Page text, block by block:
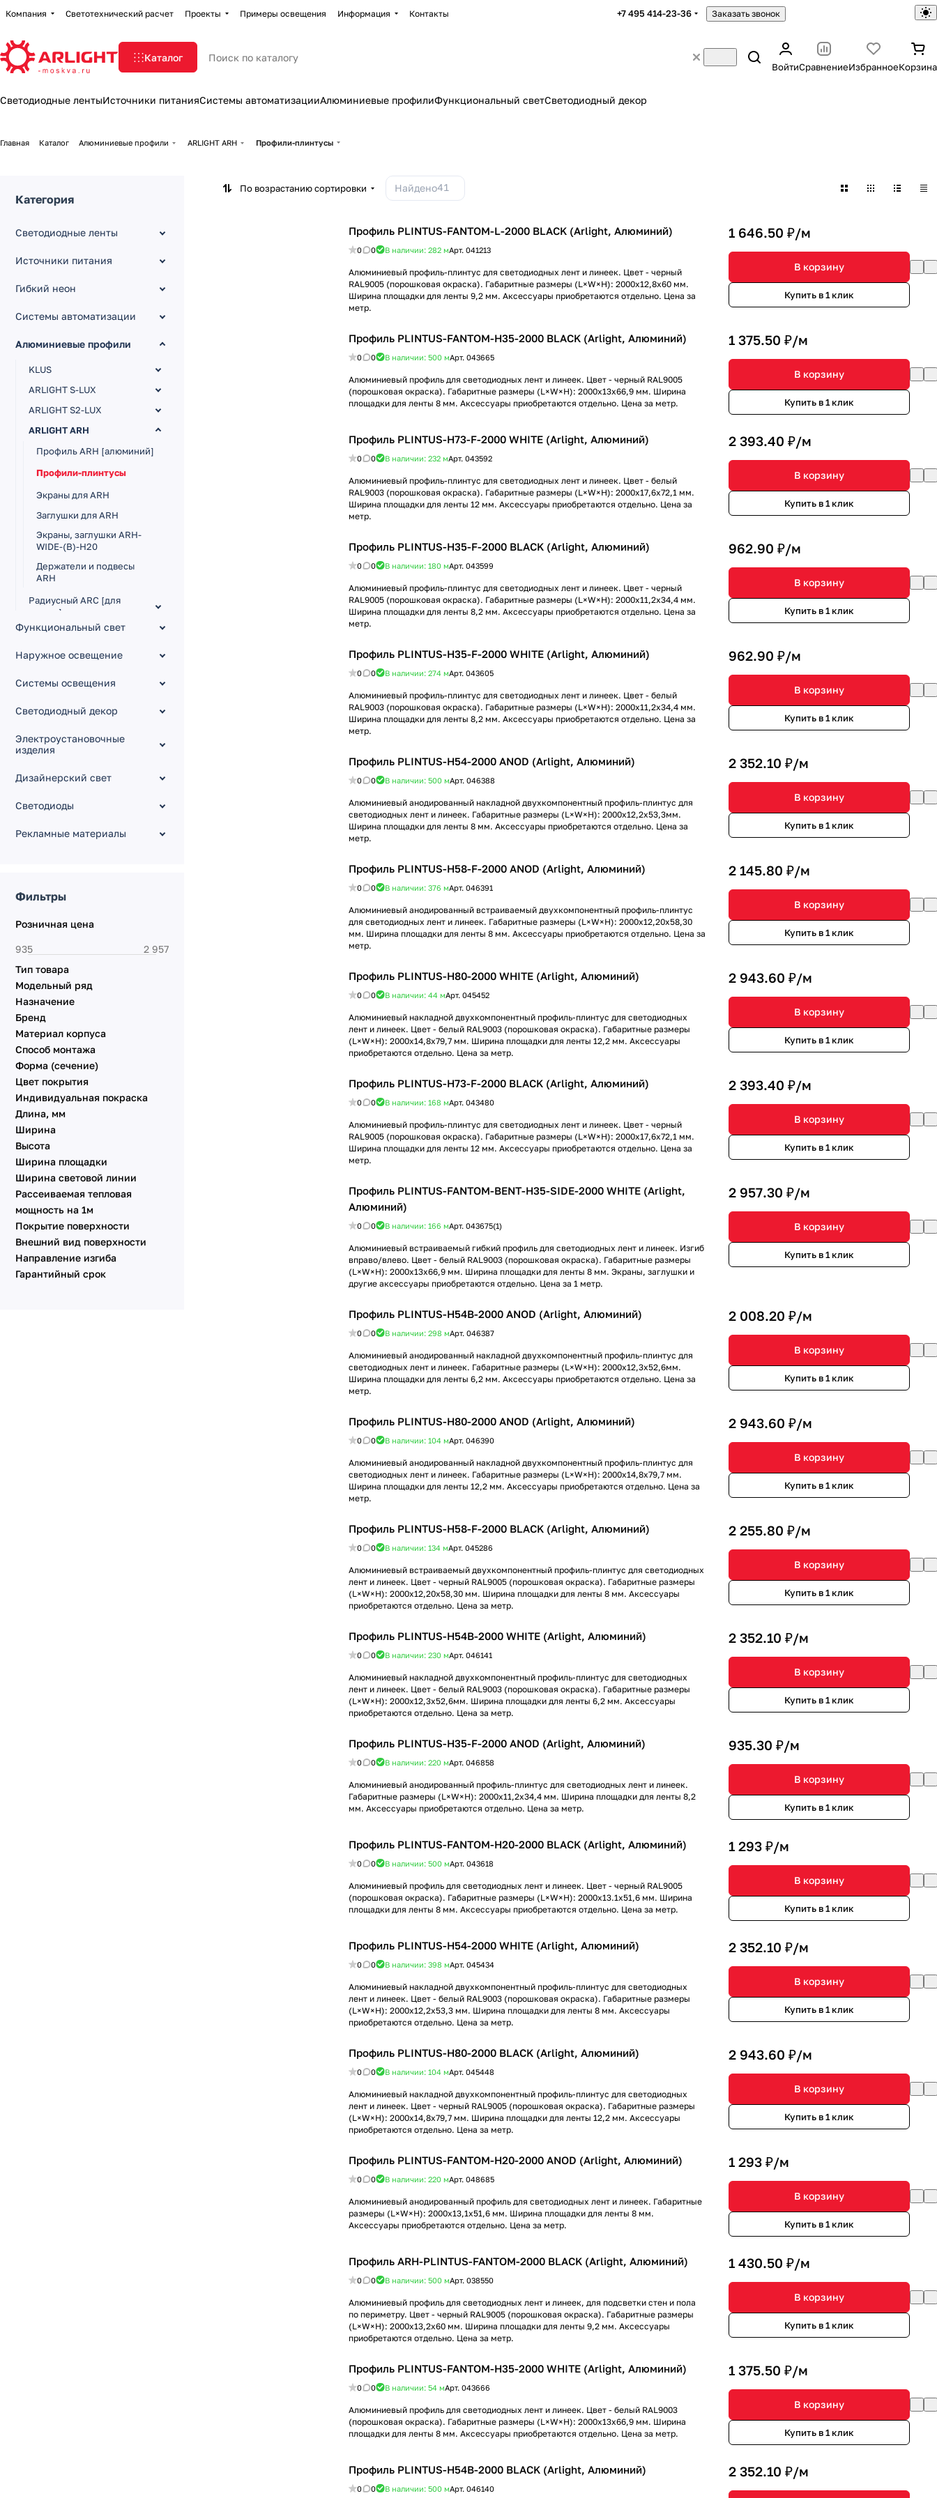
Компания Светотехнический расчет Проекты Примеры освещения Информация Контакты +7 495 414-23-36 Заказать звонок
Каталог
ВойтиСравнениеИзбранноеКорзина
Светодиодные лентыИсточники питанияСистемы автоматизацииАлюминиевые профилиФункциональный светСветодиодный декор
Главная Каталог Алюминиевые профили ARLIGHT ARH Профили-плинтусы
По возрастанию сортировки Найдено41
Профиль PLINTUS-FANTOM-L-2000 BLACK (Arlight, Алюминий)
0 0 В наличии: 282 мАрт. 041213
Алюминиевый профиль-плинтус для светодиодных лент и линеек. Цвет - черный
RAL9005 (порошковая окраска). Габаритные размеры (L×W×H): 2000x12,8x60 мм.
Ширина площадки для ленты 9,2 мм. Аксессуары приобретаются отдельно. Цена за
метр.
1 646.50 ₽/м
В корзину
Купить в 1 клик
Профиль PLINTUS-FANTOM-H35-2000 BLACK (Arlight, Алюминий)
0 0 В наличии: 500 мАрт. 043665
Алюминиевый профиль для светодиодных лент и линеек. Цвет - черный RAL9005
(порошковая окраска). Габаритные размеры (L×W×H): 2000x13x66,9 мм. Ширина
площадки для ленты 8 мм. Аксессуары приобретаются отдельно. Цена за метр.
1 375.50 ₽/м
В корзину
Купить в 1 клик
Профиль PLINTUS-H73-F-2000 WHITE (Arlight, Алюминий)
0 0 В наличии: 232 мАрт. 043592
Алюминиевый профиль-плинтус для светодиодных лент и линеек. Цвет - белый
RAL9003 (порошковая окраска). Габаритные размеры (L×W×H): 2000x17,6x72,1 мм.
Ширина площадки для ленты 12 мм. Аксессуары приобретаются отдельно. Цена за
метр.
2 393.40 ₽/м
В корзину
Купить в 1 клик
Профиль PLINTUS-H35-F-2000 BLACK (Arlight, Алюминий)
0 0 В наличии: 180 мАрт. 043599
Алюминиевый профиль-плинтус для светодиодных лент и линеек. Цвет - черный
RAL9005 (порошковая окраска). Габаритные размеры (L×W×H): 2000x11,2x34,4 мм.
Ширина площадки для ленты 8,2 мм. Аксессуары приобретаются отдельно. Цена за
метр.
962.90 ₽/м
В корзину
Купить в 1 клик
Профиль PLINTUS-H35-F-2000 WHITE (Arlight, Алюминий)
0 0 В наличии: 274 мАрт. 043605
Алюминиевый профиль-плинтус для светодиодных лент и линеек. Цвет - белый
RAL9003 (порошковая окраска). Габаритные размеры (L×W×H): 2000x11,2x34,4 мм.
Ширина площадки для ленты 8,2 мм. Аксессуары приобретаются отдельно. Цена за
метр.
962.90 ₽/м
В корзину
Купить в 1 клик
Профиль PLINTUS-H54-2000 ANOD (Arlight, Алюминий)
0 0 В наличии: 500 мАрт. 046388
Алюминиевый анодированный накладной двухкомпонентный профиль-плинтус для
светодиодных лент и линеек. Габаритные размеры (L×W×H): 2000x12,2x53,3мм.
Ширина площадки для ленты 8 мм. Аксессуары приобретаются отдельно. Цена за
метр.
2 352.10 ₽/м
В корзину
Купить в 1 клик
Профиль PLINTUS-H58-F-2000 ANOD (Arlight, Алюминий)
0 0 В наличии: 376 мАрт. 046391
Алюминиевый анодированный встраиваемый двухкомпонентный профиль-плинтус
для светодиодных лент и линеек. Габаритные размеры (L×W×H): 2000x12,20x58,30
мм. Ширина площадки для ленты 8 мм. Аксессуары приобретаются отдельно. Цена за
метр.
2 145.80 ₽/м
В корзину
Купить в 1 клик
Профиль PLINTUS-H80-2000 WHITE (Arlight, Алюминий)
0 0 В наличии: 44 мАрт. 045452
Алюминиевый накладной двухкомпонентный профиль-плинтус для светодиодных
лент и линеек. Цвет - белый RAL9003 (порошковая окраска). Габаритные размеры
(L×W×H): 2000x14,8x79,7 мм. Ширина площадки для ленты 12,2 мм. Аксессуары
приобретаются отдельно. Цена за метр.
2 943.60 ₽/м
В корзину
Купить в 1 клик
Профиль PLINTUS-H73-F-2000 BLACK (Arlight, Алюминий)
0 0 В наличии: 168 мАрт. 043480
Алюминиевый профиль-плинтус для светодиодных лент и линеек. Цвет - черный
RAL9005 (порошковая окраска). Габаритные размеры (L×W×H): 2000x17,6x72,1 мм.
Ширина площадки для ленты 12 мм. Аксессуары приобретаются отдельно. Цена за
метр.
2 393.40 ₽/м
В корзину
Купить в 1 клик
Профиль PLINTUS-FANTOM-BENT-H35-SIDE-2000 WHITE (Arlight,
Алюминий)
0 0 В наличии: 166 мАрт. 043675(1)
Алюминиевый встраиваемый гибкий профиль для светодиодных лент и линеек. Изгиб
вправо/влево. Цвет - белый RAL9003 (порошковая окраска). Габаритные размеры
(L×W×H): 2000x13x66,9 мм. Ширина площадки для ленты 8 мм. Экраны, заглушки и
другие аксессуары приобретаются отдельно. Цена за 1 метр.
2 957.30 ₽/м
В корзину
Купить в 1 клик
Профиль PLINTUS-H54B-2000 ANOD (Arlight, Алюминий)
0 0 В наличии: 298 мАрт. 046387
Алюминиевый анодированный накладной двухкомпонентный профиль-плинтус для
светодиодных лент и линеек. Габаритные размеры (L×W×H): 2000x12,3x52,6мм.
Ширина площадки для ленты 6,2 мм. Аксессуары приобретаются отдельно. Цена за
метр.
2 008.20 ₽/м
В корзину
Купить в 1 клик
Профиль PLINTUS-H80-2000 ANOD (Arlight, Алюминий)
0 0 В наличии: 104 мАрт. 046390
Алюминиевый анодированный накладной двухкомпонентный профиль-плинтус для
светодиодных лент и линеек. Габаритные размеры (L×W×H): 2000x14,8x79,7 мм.
Ширина площадки для ленты 12,2 мм. Аксессуары приобретаются отдельно. Цена за
метр.
2 943.60 ₽/м
В корзину
Купить в 1 клик
Профиль PLINTUS-H58-F-2000 BLACK (Arlight, Алюминий)
0 0 В наличии: 134 мАрт. 045286
Алюминиевый встраиваемый двухкомпонентный профиль-плинтус для светодиодных
лент и линеек. Цвет - черный RAL9005 (порошковая окраска). Габаритные размеры
(L×W×H): 2000x12,20x58,30 мм. Ширина площадки для ленты 8 мм. Аксессуары
приобретаются отдельно. Цена за метр.
2 255.80 ₽/м
В корзину
Купить в 1 клик
Профиль PLINTUS-H54B-2000 WHITE (Arlight, Алюминий)
0 0 В наличии: 230 мАрт. 046141
Алюминиевый накладной двухкомпонентный профиль-плинтус для светодиодных
лент и линеек. Цвет - белый RAL9003 (порошковая окраска). Габаритные размеры
(L×W×H): 2000x12,3x52,6мм. Ширина площадки для ленты 6,2 мм. Аксессуары
приобретаются отдельно. Цена за метр.
2 352.10 ₽/м
В корзину
Купить в 1 клик
Профиль PLINTUS-H35-F-2000 ANOD (Arlight, Алюминий)
0 0 В наличии: 220 мАрт. 046858
Алюминиевый анодированный профиль-плинтус для светодиодных лент и линеек.
Габаритные размеры (L×W×H): 2000x11,2x34,4 мм. Ширина площадки для ленты 8,2
мм. Аксессуары приобретаются отдельно. Цена за метр.
935.30 ₽/м
В корзину
Купить в 1 клик
Профиль PLINTUS-FANTOM-H20-2000 BLACK (Arlight, Алюминий)
0 0 В наличии: 500 мАрт. 043618
Алюминиевый профиль для светодиодных лент и линеек. Цвет - черный RAL9005
(порошковая окраска). Габаритные размеры (L×W×H): 2000x13.1x51,6 мм. Ширина
площадки для ленты 8 мм. Аксессуары приобретаются отдельно. Цена за метр.
1 293 ₽/м
В корзину
Купить в 1 клик
Профиль PLINTUS-H54-2000 WHITE (Arlight, Алюминий)
0 0 В наличии: 398 мАрт. 045434
Алюминиевый накладной двухкомпонентный профиль-плинтус для светодиодных
лент и линеек. Цвет - белый RAL9003 (порошковая окраска). Габаритные размеры
(L×W×H): 2000x12,2x53,3 мм. Ширина площадки для ленты 8 мм. Аксессуары
приобретаются отдельно. Цена за метр.
2 352.10 ₽/м
В корзину
Купить в 1 клик
Профиль PLINTUS-H80-2000 BLACK (Arlight, Алюминий)
0 0 В наличии: 104 мАрт. 045448
Алюминиевый накладной двухкомпонентный профиль-плинтус для светодиодных
лент и линеек. Цвет - черный RAL9005 (порошковая окраска). Габаритные размеры
(L×W×H): 2000x14,8x79,7 мм. Ширина площадки для ленты 12,2 мм. Аксессуары
приобретаются отдельно. Цена за метр.
2 943.60 ₽/м
В корзину
Купить в 1 клик
Профиль PLINTUS-FANTOM-H20-2000 ANOD (Arlight, Алюминий)
0 0 В наличии: 220 мАрт. 048685
Алюминиевый анодированный профиль для светодиодных лент и линеек. Габаритные
размеры (L×W×H): 2000x13,1x51,6 мм. Ширина площадки для ленты 8 мм.
Аксессуары приобретаются отдельно. Цена за метр.
1 293 ₽/м
В корзину
Купить в 1 клик
Профиль ARH-PLINTUS-FANTOM-2000 BLACK (Arlight, Алюминий)
0 0 В наличии: 500 мАрт. 038550
Алюминиевый профиль для светодиодных лент и линеек, для подсветки стен и пола
по периметру. Цвет - черный RAL9005 (порошковая окраска). Габаритные размеры
(L×W×H): 2000x13,2x60 мм. Ширина площадки для ленты 9,2 мм. Аксессуары
приобретаются отдельно. Цена за метр.
1 430.50 ₽/м
В корзину
Купить в 1 клик
Профиль PLINTUS-FANTOM-H35-2000 WHITE (Arlight, Алюминий)
0 0 В наличии: 54 мАрт. 043666
Алюминиевый профиль для светодиодных лент и линеек. Цвет - белый RAL9003
(порошковая окраска). Габаритные размеры (L×W×H): 2000x13x66,9 мм. Ширина
площадки для ленты 8 мм. Аксессуары приобретаются отдельно. Цена за метр.
1 375.50 ₽/м
В корзину
Купить в 1 клик
Профиль PLINTUS-H54B-2000 BLACK (Arlight, Алюминий)
0 0 В наличии: 500 мАрт. 046140
2 352.10 ₽/м
Категория
Светодиодные ленты
Источники питания
Гибкий неон
Системы автоматизации
Алюминиевые профили
KLUS
ARLIGHT S-LUX
ARLIGHT S2-LUX
ARLIGHT ARH
Профиль ARH [алюминий]
Профили-плинтусы
Экраны для ARH
Заглушки для ARH
Экраны, заглушки ARH-
WIDE-(B)-H20
Держатели и подвесы
ARH
Радиусный ARC [для
кругов]
Для натяжных потолков
Силиконовые и
пластиковые WPH
TOP, LEDs-ON
Технический профиль
Упаковка для профиля
Для линейных
Функциональный свет
Наружное освещение
Системы освещения
Светодиодный декор
Электроустановочные
изделия
Дизайнерский свет
Светодиоды
Рекламные материалы
Фильтры
Розничная цена
Тип товара
Модельный ряд
Назначение
Бренд
Материал корпуса
Способ монтажа
Форма (сечение)
Цвет покрытия
Индивидуальная покраска
Длина, мм
Ширина
Высота
Ширина площадки
Ширина световой линии
Рассеиваемая тепловая
мощность на 1м
Покрытие поверхности
Внешний вид поверхности
Направление изгиба
Гарантийный срок